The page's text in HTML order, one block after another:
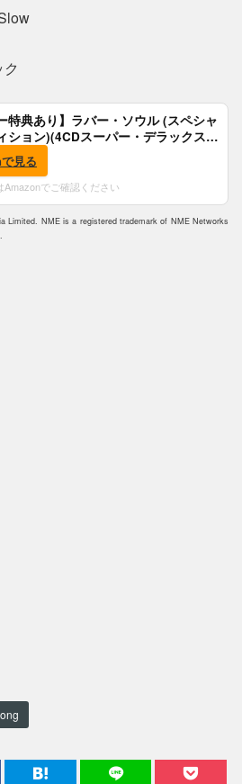
特典あり】ラバー・ソウル (スペシャ
ション)(4CDスーパー・デラックス)
定盤)(SHM-CD)(特典:B2ポスター付)
見る
Amazonでご確認ください
Limited. NME is a registered trademark of NME Networks